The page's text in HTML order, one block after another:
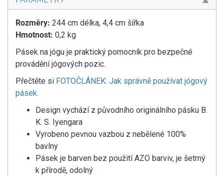
Rozměry: 244 cm délka, 4,4 cm šířka
Hmotnost: 0,2 kg
Pásek na jógu je praktický pomocník pro bezpečné
provádění jógových pozic.
Přečtěte si FOTOČLÁNEK: Jak správně používat jógový
pásek.
Design vychází z původního originálního pásku B.
K. S. Iyengara
Vyrobeno pevnou vazbou z nebělené 100%
bavlny
Pásek je barven bez použití AZO barviv, je šetrný
k přírodě, odolný